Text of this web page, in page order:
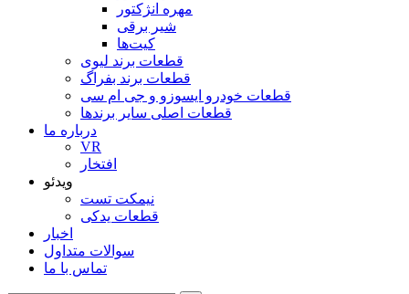
مهره انژکتور
شیر برقی
کیت‌ها
قطعات برند لیوی
قطعات برند بفراگ
قطعات خودرو ایسوزو و جی ام سی
قطعات اصلی سایر برندها
درباره ما
VR
افتخار
ویدئو
نیمکت تست
قطعات یدکی
اخبار
سوالات متداول
تماس با ما